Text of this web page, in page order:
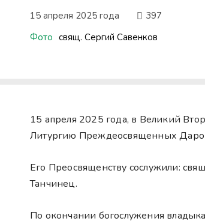
15 апреля 2025 года
397
Фото свящ. Сергий Савенков
15 апреля 2025 года, в Великий
Литургию Преждеосвященных
Его Преосвященству сослужили:
Танчинец.
По окончании богослужения